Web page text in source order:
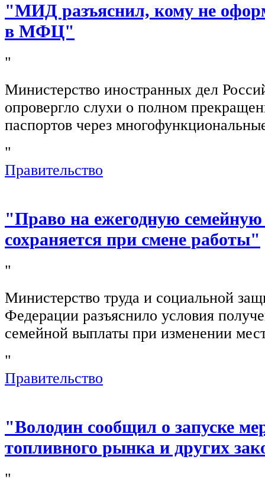
"МИД разъяснил, кому не
в МФЦ"
"
Министерство иностранных дел
опровергло слухи о полном
паспортов через
"
Правительство
"Право на ежегодную
сохраняется при смене работы"
"
Министерство труда и социальной
Федерации разъяснило условия
семейной выплаты при изменении
"
Правительство
"Володин сообщил о запуске
топливного рынка и других
"